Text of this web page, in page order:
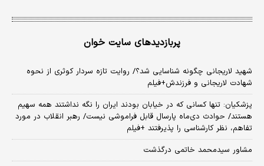
پربازدیدهای سایت خوان
شهید لاریجانی چگونه شناسایی شد؟/ روایت تازه سردار کوثری از نحوه
شهادت لاریجانی و فرزندش+فیلم
پزشکیان: تنها کسانی که در خیابان بودند ایران را نگه نداشتند همه سهیم
هستند/ حوادث دی‌ماه پارسال قابل فراموشی نیست/ رهبر انقلاب در مورد
تفاهم، نظر کارشناسی را پذیرفتند +فیلم
مشاور سیدمحمد خاتمی درگذشت